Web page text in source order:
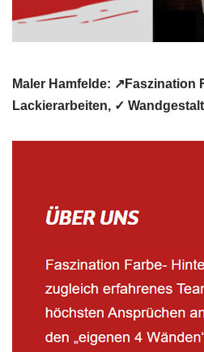
Maler Hamfelde: ↗️Faszination
Lackierarbeiten, ✓